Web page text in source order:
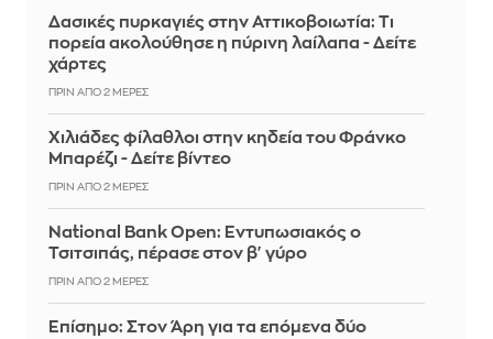
Δασικές πυρκαγιές στην Αττικοβοιωτία: Τι
πορεία ακολούθησε η πύρινη λαίλαπα - Δείτε
χάρτες
ΠΡΙΝ ΑΠΌ 2 ΜΈΡΕΣ
Χιλιάδες φίλαθλοι στην κηδεία του Φράνκο
Μπαρέζι - Δείτε βίντεο
ΠΡΙΝ ΑΠΌ 2 ΜΈΡΕΣ
National Bank Open: Εντυπωσιακός ο
Τσιτσιπάς, πέρασε στον β' γύρο
ΠΡΙΝ ΑΠΌ 2 ΜΈΡΕΣ
Επίσημο: Στον Άρη για τα επόμενα δύο